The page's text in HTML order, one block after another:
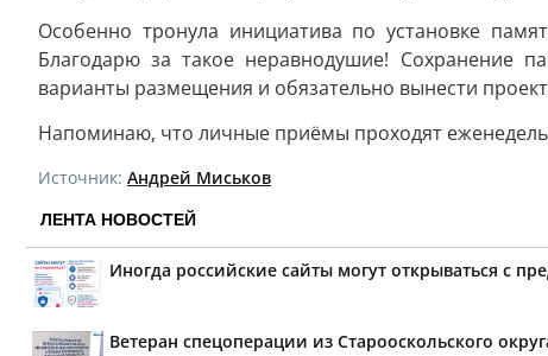
Особенно тронула инициатива по установке
Благодарю за такое неравнодушие! Сохранение
варианты размещения и обязательно вынести
Напоминаю, что личные приёмы проходят
Источник: Андрей Миськов
ЛЕНТА НОВОСТЕЙ
Иногда российские сайты могут открываться с
Ветеран спецоперации из Старооскольского